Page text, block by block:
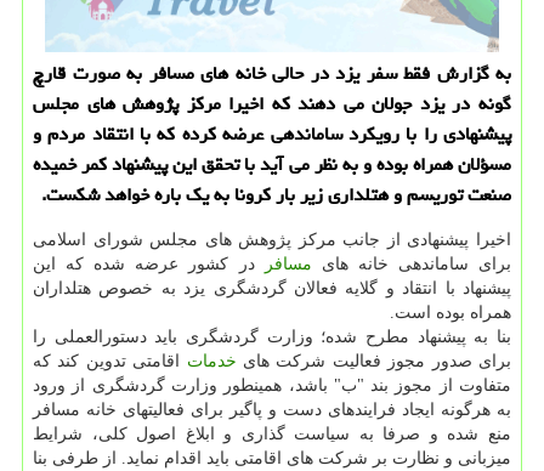
به گزارش فقط سفر یزد در حالی خانه های مسافر به صورت قارچ
گونه در یزد جولان می دهند كه اخیرا مركز پژوهش های مجلس
پیشنهادی را با رویكرد ساماندهی عرضه كرده كه با انتقاد مردم و
مسؤلان همراه بوده و به نظر می آید با تحقق این پیشنهاد كمر خمیده
صنعت توریسم و هتلداری زیر بار كرونا به یك باره خواهد شكست.
اخیرا پیشنهادی از جانب مرکز پژوهش های مجلس شورای اسلامی
برای ساماندهی خانه های مسافر
در کشور عرضه شده که این
پیشنهاد با انتقاد و گلایه فعالان گردشگری یزد به خصوص هتلداران
همراه بوده است.
بنا به پیشنهاد مطرح شده؛ وزارت گردشگری باید دستورالعملی را
برای صدور مجوز فعالیت شرکت های خدمات اقامتی تدوین کند که
متفاوت از مجوز بند "ب" باشد، همینطور وزارت گردشگری از ورود
به هرگونه ایجاد فرایندهای دست و پاگیر برای فعالیتهای خانه مسافر
منع شده و صرفا به سیاست گذاری و ابلاغ اصول کلی، شرایط
میزبانی و نظارت بر شرکت های اقامتی باید اقدام نماید. از طرفی بنا